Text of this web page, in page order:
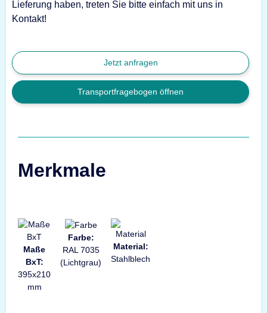
Lieferung haben, treten Sie bitte einfach mit uns in
Kontakt!
Jetzt anfragen
Transportfragebogen öffnen
Merkmale
Maße
BxT:
395x210
mm
Farbe:
RAL 7035
(Lichtgrau)
Material:
Stahlblech